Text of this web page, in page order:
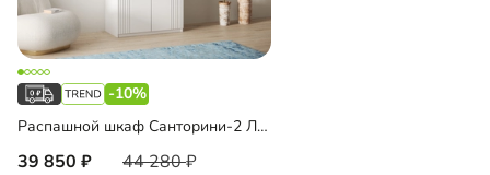
-10%
Распашной шкаф Санторини-2 Лайф с антресолью
39 850 44 280